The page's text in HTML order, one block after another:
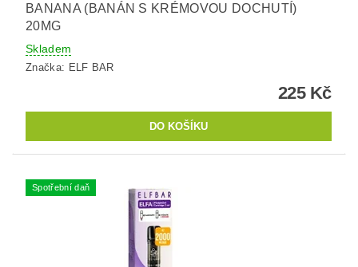
BANANA (BANÁN S KRÉMOVOU DOCHUTÍ)
20MG
Skladem
Značka: ELF BAR
225 Kč
Spotřební daň